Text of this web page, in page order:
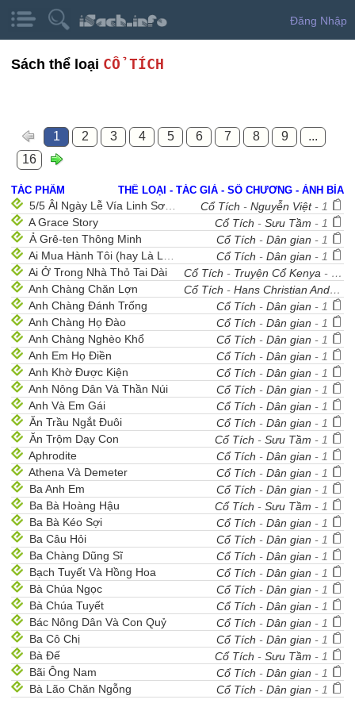
Đăng Nhập
Sách thể loại CỔ TÍCH
1 2 3 4 5 6 7 8 9
...
16
TÁC PHẨM THỂ LOẠI - TÁC GIẢ - SỐ CHƯƠNG - ẢNH BÌA
5/5 Âl Ngày Lễ Vía Linh Sơn Thánh Mẫu Cổ Tích - Nguyễn Việt - 1
A Grace Story
Cổ Tích - Sưu Tầm - 1
Ả Grê-ten Thông Minh
Cổ Tích - Dân gian - 1
Ai Mua Hành Tôi (hay Là Lọ Nước Thần)
Cổ Tích - Dân gian - 1
Ai Ở Trong Nhà Thỏ Tai Dài
Cổ Tích - Truyện Cổ Kenya - 1
Anh Chàng Chăn Lợn
Cổ Tích -Hans Christian Andersen
Anh Chàng Đánh Trống
Cổ Tích - Dân gian - 1
Anh Chàng Họ Đào
Cổ Tích - Dân gian - 1
Anh Chàng Nghèo Khổ
Cổ Tích - Dân gian - 1
Anh Em Họ Điền
Cổ Tích - Dân gian - 1
Anh Khờ Được Kiện
Cổ Tích - Dân gian - 1
Anh Nông Dân Và Thần Núi
Cổ Tích - Dân gian - 1
Anh Và Em Gái
Cổ Tích - Dân gian - 1
Ăn Trầu Ngắt Đuôi
Cổ Tích - Dân gian - 1
Ăn Trộm Dạy Con
Cổ Tích - Sưu Tầm - 1
Aphrodite
Cổ Tích - Dân gian - 1
Athena Và Demeter
Cổ Tích - Dân gian - 1
Ba Anh Em
Cổ Tích - Dân gian - 1
Ba Bà Hoàng Hậu
Cổ Tích - Sưu Tầm - 1
Ba Bà Kéo Sợi
Cổ Tích - Dân gian - 1
Ba Câu Hỏi
Cổ Tích - Dân gian - 1
Ba Chàng Dũng Sĩ
Cổ Tích - Dân gian - 1
Bạch Tuyết Và Hồng Hoa
Cổ Tích - Dân gian - 1
Bà Chúa Ngọc
Cổ Tích - Dân gian - 1
Bà Chúa Tuyết
Cổ Tích - Dân gian - 1
Bác Nông Dân Và Con Quỷ
Cổ Tích - Dân gian - 1
Ba Cô Chị
Cổ Tích - Dân gian - 1
Bà Đế
Cổ Tích - Sưu Tầm - 1
Bãi Ông Nam
Cổ Tích - Dân gian - 1
Bà Lão Chăn Ngỗng
Cổ Tích - Dân gian - 1